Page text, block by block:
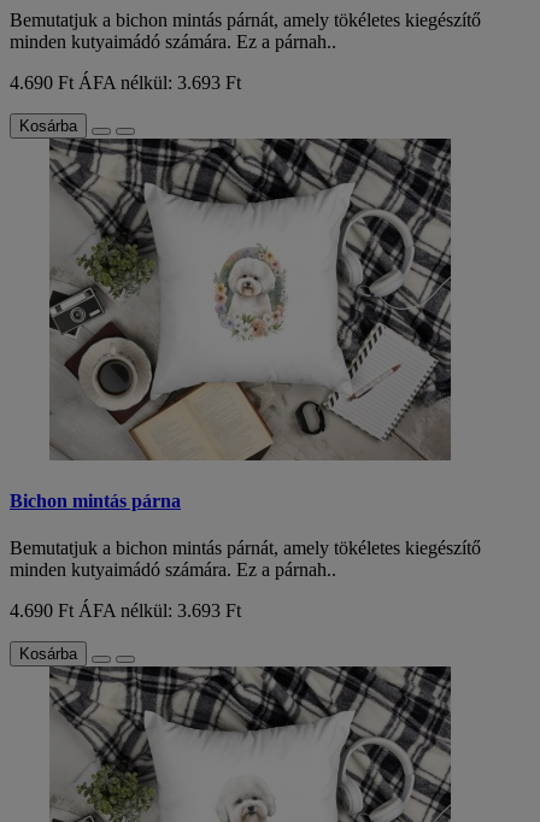
Bemutatjuk a bichon mintás párnát, amely tökéletes kiegészítő
minden kutyaimádó számára. Ez a párnah..
4.690 Ft ÁFA nélkül: 3.693 Ft
Kosárba
Bichon mintás párna
Bemutatjuk a bichon mintás párnát, amely tökéletes kiegészítő
minden kutyaimádó számára. Ez a párnah..
4.690 Ft ÁFA nélkül: 3.693 Ft
Kosárba